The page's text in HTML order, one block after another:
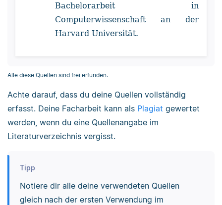
Bachelorarbeit in
Computerwissenschaft an der
Harvard Universität.
Alle diese Quellen sind frei erfunden.
Achte darauf, dass du deine Quellen vollständig
erfasst. Deine Facharbeit kann als Plagiat gewertet
werden, wenn du eine Quellenangabe im
Literaturverzeichnis vergisst.
Tipp
Notiere dir alle deine verwendeten Quellen
gleich nach der ersten Verwendung im